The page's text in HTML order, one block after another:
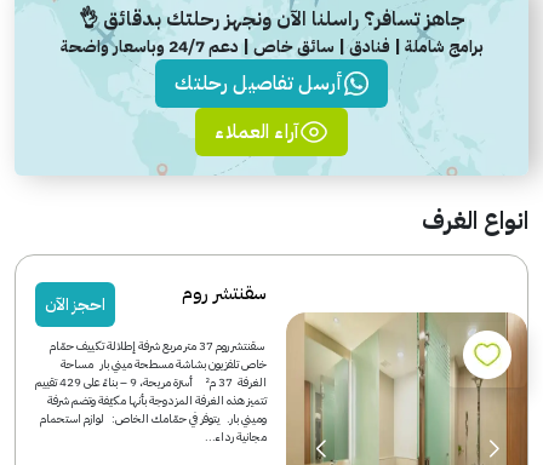
جاهز تسافر؟ راسلنا الآن ونجهز رحلتك بدقائق 👌
برامج شاملة | فنادق | سائق خاص | دعم 24/7 وباسعار واضحة
أرسل تفاصيل رحلتك
آراء العملاء
انواع الغرف
سقنتشر روم احجز الآن
سقنتشر روم 37 متر مربع شرفة إطلالة تكييف حمّام
خاص تلفزيون بشاشة مسطحة ميني بار مساحة
الغرفة 37 م² أسرّة مريحة، 9 – بناءً على 429 تقييم
تتميز هذه الغرفة المزدوجة بأنها مكيّفة وتضم شرفة
وميني بار. يتوفر في حمّامك الخاص: لوازم استحمام
مجانية رداء...